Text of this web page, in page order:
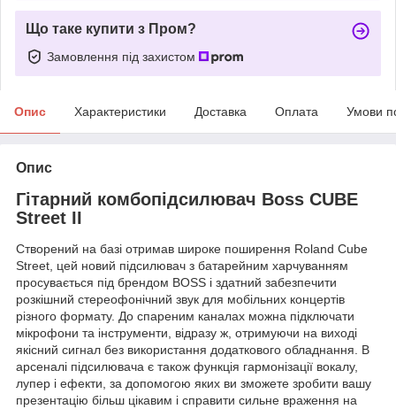
Що таке купити з Пром?
Замовлення під захистом
Опис Характеристики Доставка Оплата Умови
Опис
Гітарний комбопідсилювач Boss CUBE
Street II
Створений на базі отримав широке поширення Roland Cube
Street, цей новий підсилювач з батарейним харчуванням
просувається під брендом BOSS і здатний забезпечити
розкішний стереофонічний звук для мобільних концертів
різного формату. До спареним каналах можна підключати
мікрофони та інструменти, відразу ж, отримуючи на виході
якісний сигнал без використання додаткового обладнання. В
арсеналі підсилювача є також функція гармонізації вокалу,
лупер і ефекти, за допомогою яких ви зможете зробити вашу
презентацію більш цікавим і справити сильне враження на